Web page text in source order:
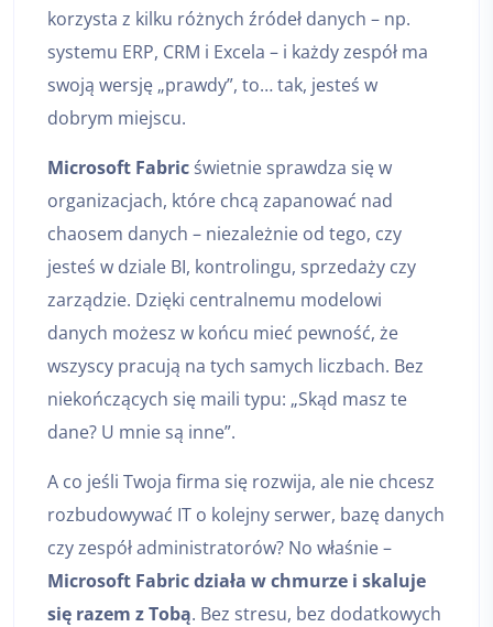
korzysta z kilku różnych źródeł danych – np.
systemu ERP, CRM i Excela – i każdy zespół ma
swoją wersję „prawdy”, to… tak, jesteś w
dobrym miejscu.
Microsoft Fabric świetnie sprawdza się w
organizacjach, które chcą zapanować nad
chaosem danych – niezależnie od tego, czy
jesteś w dziale BI, kontrolingu, sprzedaży czy
zarządzie. Dzięki centralnemu modelowi
danych możesz w końcu mieć pewność, że
wszyscy pracują na tych samych liczbach. Bez
niekończących się maili typu: „Skąd masz te
dane? U mnie są inne”.
A co jeśli Twoja firma się rozwija, ale nie chcesz
rozbudowywać IT o kolejny serwer, bazę danych
czy zespół administratorów? No właśnie –
Microsoft Fabric działa w chmurze i skaluje
się razem z Tobą. Bez stresu, bez dodatkowych